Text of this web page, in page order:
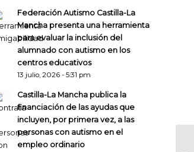
Federación Autismo Castilla-La
Mancha presenta una herramienta
para evaluar la inclusión del
alumnado con autismo en los
centros educativos
13 julio, 2026 - 5:31 pm
Castilla-La Mancha publica la
financiación de las ayudas que
incluyen, por primera vez, a las
personas con autismo en el
empleo ordinario